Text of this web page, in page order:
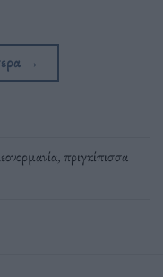
→
,πριγκίπισσα